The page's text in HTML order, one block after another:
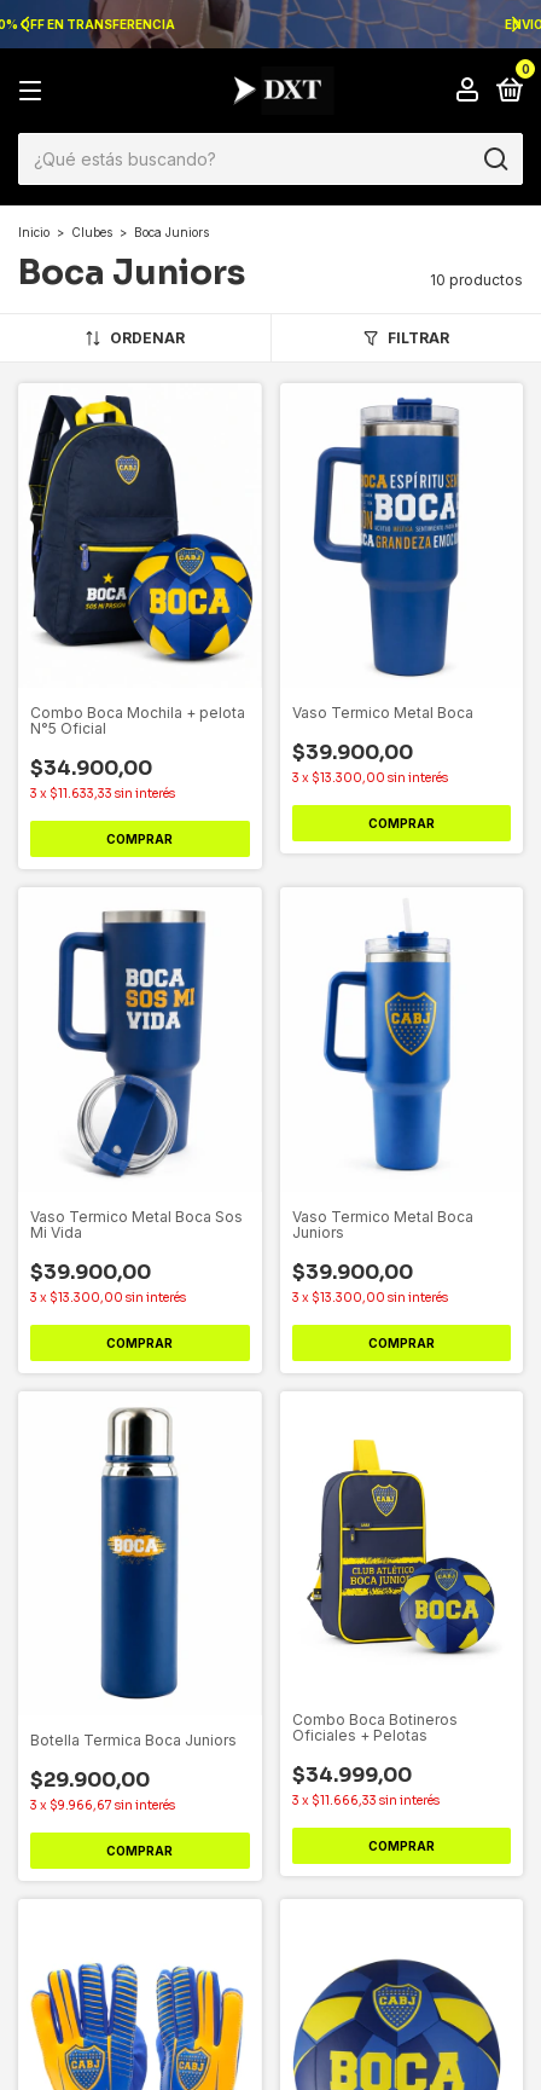
ENVIOS GRATIS A PARTIR DE $129.999
0
Inicio > Clubes > Boca Juniors
Boca Juniors 10 productos
ORDENAR FILTRAR
Combo Boca Mochila + pelota
N°5 Oficial
$34.900,00
3 x $11.633,33 sin interés
COMPRAR
Vaso Termico Metal Boca
$39.900,00
3 x $13.300,00 sin interés
Vaso Termico Metal Boca Sos
Mi Vida
$39.900,00
3 x $13.300,00 sin interés
Vaso Termico Metal Boca
Juniors
$39.900,00
3 x $13.300,00 sin interés
Botella Termica Boca Juniors
$29.900,00
3 x $9.966,67 sin interés
Combo Boca Botineros
Oficiales + Pelotas
$34.999,00
3 x $11.666,33 sin interés
COMPRAR